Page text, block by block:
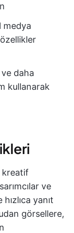
medya
ve daha
kullanarak
kreatif
ve
yanıt
görsellere,